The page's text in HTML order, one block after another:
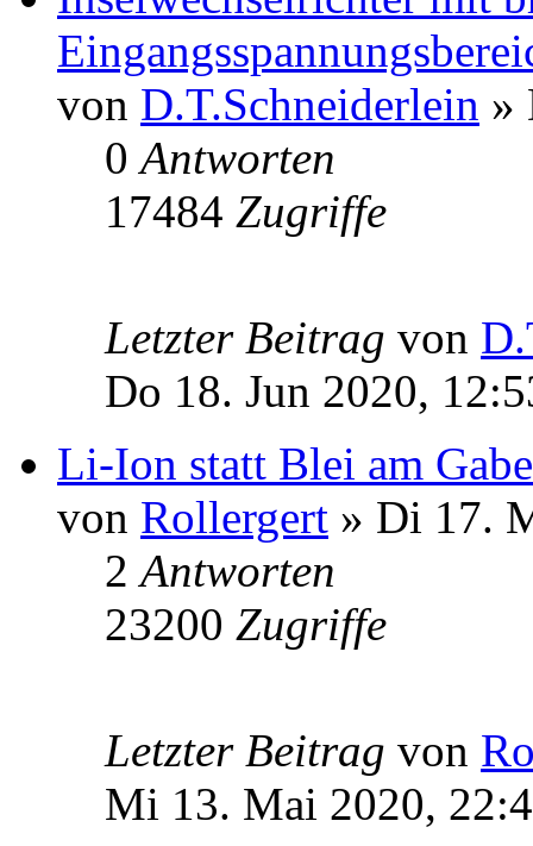
von D.T.Schneiderlein »
0Antworten
17484 Zugriffe
Letzter Beitrag von
Do 18. Jun 2020,
Li-Ion statt Blei am
von Rollergert » Di 17.
2Antworten
23200 Zugriffe
Letzter Beitrag von
Mi 13. Mai 2020,